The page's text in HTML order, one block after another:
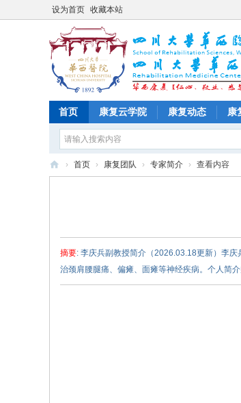
设为首页 收藏本站
首页 康复云学院 康复动态 康
› 首页 › 康复团队 › 专家简介 › 查看内容
摘要: 李庆兵副教授简介（2026.03.18更新）李
治颈肩腰腿痛、偏瘫、面瘫等神经疾病。个人简